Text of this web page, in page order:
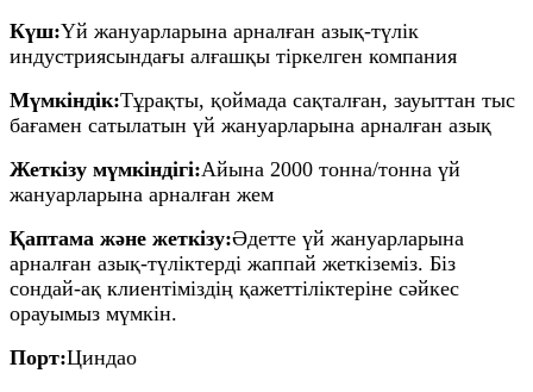
Күш:Үй жануарларына арналған азық-түлік
индустриясындағы алғашқы тіркелген компания
Мүмкіндік:Тұрақты, қоймада сақталған, зауыттан тыс
бағамен сатылатын үй жануарларына арналған азық
Жеткізу мүмкіндігі:Айына 2000 тонна/тонна үй
жануарларына арналған жем
Қаптама және жеткізу:Әдетте үй жануарларына
арналған азық-түліктерді жаппай жеткіземіз. Біз
сондай-ақ клиентіміздің қажеттіліктеріне сәйкес
орауымыз мүмкін.
Порт:Циндао